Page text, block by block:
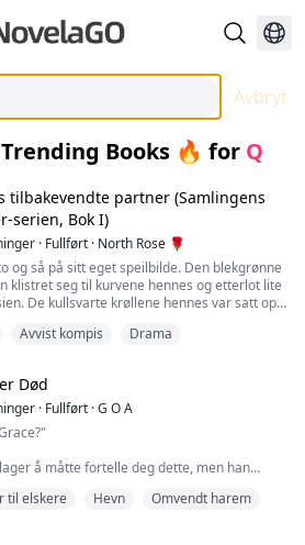
Avbryt
Books 🔥 for Q
tilbakevendte partner (Samlingens
serien, Bok I)
· Fullført · North Rose 🌹
og så på sitt eget speilbilde. Den blekgrønne
klistret seg til kurvene hennes og etterlot lite
De kullsvarte krøllene hennes var satt opp
da de fleste av de ulveflokkene i hele Nord-
hun....
Avvist kompis Drama
Død
· Fullført ·G O A
å måtte fortelle deg dette, men han
til elskere Hevn Omvendt harem